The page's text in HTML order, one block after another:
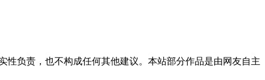
负责，也不构成任何其他建议。本站部分作品是由网友自主